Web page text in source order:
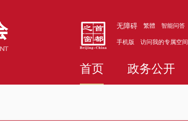
无障碍 繁體 智能问答
手机版 访问我的专属空间
首页 政务公开